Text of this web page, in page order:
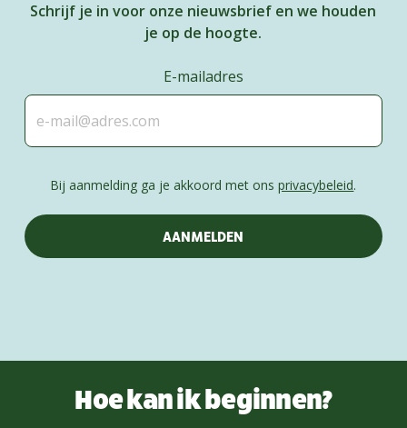
Schrijf je in voor onze nieuwsbrief en we houden
je op de hoogte.
E-mailadres
Bij aanmelding ga je akkoord met onsprivacybeleid.
Hoe kan ik beginnen?